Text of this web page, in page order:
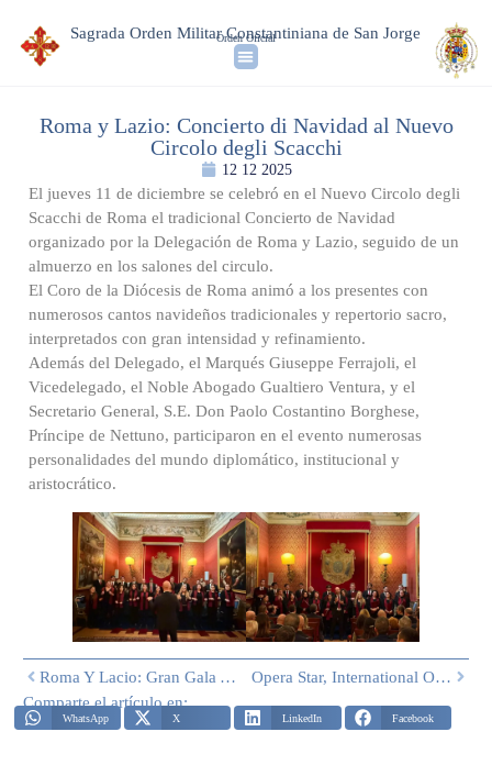
Sagrada Orden Militar Constantiniana de San Jorge
Orden Oficial
Roma y Lazio: Concierto di Navidad al Nuevo
Circolo degli Scacchi
12 12 2025
El jueves 11 de diciembre se celebró en el Nuevo Circolo degli
Scacchi de Roma el tradicional Concierto de Navidad
organizado por la Delegación de Roma y Lazio, seguido de un
almuerzo en los salones del circulo.
El Coro de la Diócesis de Roma animó a los presentes con
numerosos cantos navideños tradicionales y repertorio sacro,
interpretados con gran intensidad y refinamiento.
Además del Delegado, el Marqués Giuseppe Ferrajoli, el
Vicedelegado, el Noble Abogado Gualtiero Ventura, y el
Secretario General, S.E. Don Paolo Costantino Borghese,
Príncipe de Nettuno, participaron en el evento numerosas
personalidades del mundo diplomático, institucional y
aristocrático.
Roma Y Lacio: Gran Gala Y Fiesta De Navidad
Opera Star, International Opera Awards – Roma, El 22 De Diciembre 2025
Comparte el artículo en:
WhatsApp X LinkedIn Facebook